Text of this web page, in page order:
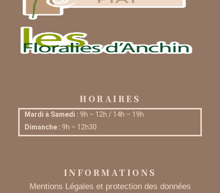
HORAIRES
Mardi à Samedi : 9h – 12h / 14h – 19h
Dimanche : 9h – 12h30
INFORMATIONS
Mentions Légales et protection des données